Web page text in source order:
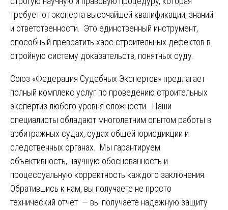
требует от эксперта высочайшей квалификации, знаний
и ответственности. Это единственный инструмент,
способный превратить хаос строительных дефектов в
стройную систему доказательств, понятных суду.
Союз «Федерация Судебных Экспертов» предлагает
полный комплекс услуг по проведению строительных
экспертиз любого уровня сложности. Наши
специалисты обладают многолетним опытом работы в
арбитражных судах, судах общей юрисдикции и
следственных органах. Мы гарантируем
объективность, научную обоснованность и
процессуальную корректность каждого заключения.
Обратившись к нам, вы получаете не просто
технический отчет — вы получаете надежную защиту